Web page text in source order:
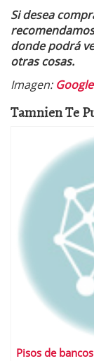
Si desea
donde podrá
otras cosas.
Imagen: Google
Tamnien Te
Pisos de